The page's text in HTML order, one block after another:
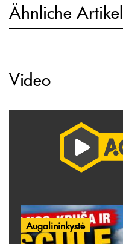
Ähnliche Artikel
Video
Augalininkystė